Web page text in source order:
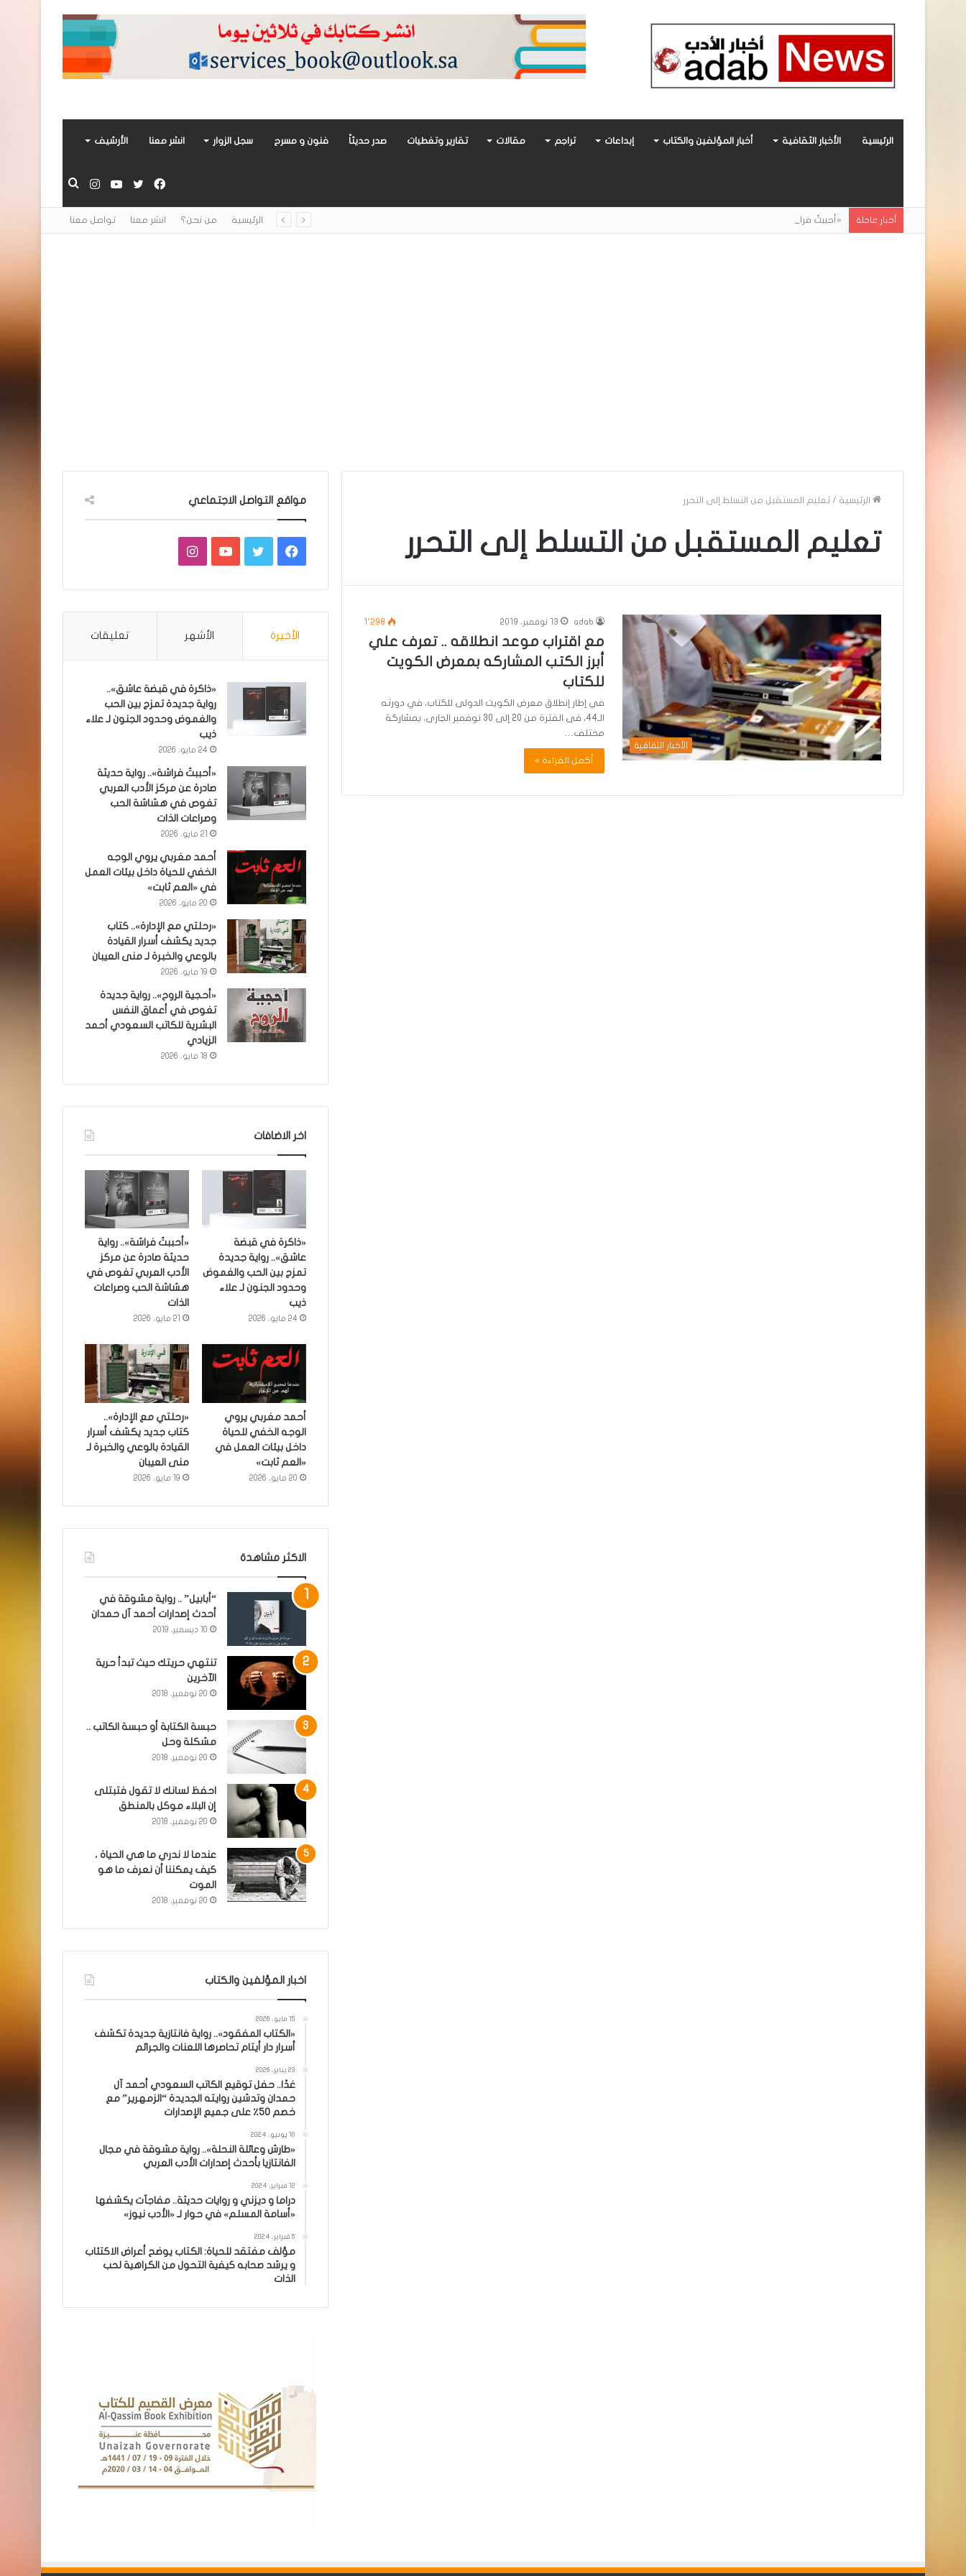
الرئيسية الأخبار الثقافية أخبار المؤلفين والكتاب إبداعات تراجم مقالات تقارير وتغطيات صدر حديثاً فنون و مسرح سجل الزوار انشر معنا الأرشيف
بحث
انستقراميوتيوبتويتر
فيسبوك
أخبار عاجلة «أحببتُ فراشة».. رواية حديثة صادرة عن مركز الأدب العربي تغوص في هشاشة الحب وصراعات الذات الرئيسية من نحن؟ انشر معنا تواصل معنا
الرئيسية / تعليم المستقبل من التسلط إلى التحرر
تعليم المستقبل من التسلط إلى التحرر
الأخبار الثقافية
adab 13 نوفمبر، 2019 1٬298
مع اقتراب موعد انطلاقه .. تعرف علي
أبرز الكتب المشاركه بمعرض الكويت
للكتاب
في إطار إنطلاق معرض الكويت الدولى للكتاب، في دورته
الـ44، فى الفترة من 20 إلى 30 نوفمبر الجارى، بمشاركة
مختلف…
أكمل القراءة »
مواقع التواصل الاجتماعي
فيسبوكتويتر يوتيوبانستقرام
الأخيرة الأشهر تعليقات
«ذاكرة في قبضة عاشق»..
رواية جديدة تمزج بين الحب
والغموض وحدود الجنون لـ علاء
ذيب
24 مايو، 2026
«أحببتُ فراشة».. رواية حديثة
صادرة عن مركز الأدب العربي
تغوص في هشاشة الحب
وصراعات الذات
21 مايو، 2026
أحمد مغربي يروي الوجه
الخفي للحياة داخل بيئات العمل
في «العم ثابت»
20 مايو، 2026
«رحلتي مع الإدارة».. كتاب
جديد يكشف أسرار القيادة
بالوعي والخبرة لـ منى العيبان
19 مايو، 2026
«أحجية الروح».. رواية جديدة
تغوص في أعماق النفس
البشرية للكاتب السعودي أحمد
الزيادي
18 مايو، 2026
اخر الاضافات
«ذاكرة في قبضة
عاشق».. رواية جديدة
تمزج بين الحب والغموض
وحدود الجنون لـ علاء
ذيب
24 مايو، 2026
«أحببتُ فراشة».. رواية
حديثة صادرة عن مركز
الأدب العربي تغوص في
هشاشة الحب وصراعات
الذات
21 مايو، 2026
أحمد مغربي يروي
الوجه الخفي للحياة
داخل بيئات العمل في
«العم ثابت»
20 مايو، 2026
«رحلتي مع الإدارة»..
كتاب جديد يكشف أسرار
القيادة بالوعي والخبرة لـ
منى العيبان
19 مايو، 2026
الاكثر مشاهدة
“أبابيل” .. رواية مشوقة في
أحدث إصدارات أحمد آل حمدان
10 ديسمبر، 2019
تنتهي حريتك حيث تبدأ حرية
الآخرين
20 نوفمبر، 2018
حبسة الكتابة أو حبسة الكاتب ..
مشكلة وحل
20 نوفمبر، 2018
احفظ لسانك لا تقول فتبتلى
إن البلاء موكل بالمنطق
20 نوفمبر، 2018
عندما لا ندري ما هي الحياة ،
كيف يمكننا أن نعرف ما هو
الموت
20 نوفمبر، 2018
اخبار المؤلفين والكتاب
15 مايو، 2026
«الكتاب المفقود».. رواية فانتازية جديدة تكشف
أسرار دار أيتام تحاصرها اللعنات والجرائم
23 يناير، 2026
غدًا.. حفل توقيع الكاتب السعودي أحمد آل
حمدان وتدشين روايته الجديدة “الزمهرير” مع
خصم 50٪ على جميع الإصدارات
10 يونيو، 2024
«طارش وعائلة النحلة».. رواية مشوقة في مجال
الفانتازيا بأحدث إصدارات الأدب العربي
12 فبراير، 2024
دراما و ديزني و روايات حديثة.. مفاجآت يكشفها
«أسامة المسلم» في حوار لـ «الأدب نيوز»
5 فبراير، 2024
مؤلف مفتقد للحياة: الكتاب يوضح أعراض الاكتئاب
و يرشد صحابه كيفية التحول من الكراهية لحب
الذات